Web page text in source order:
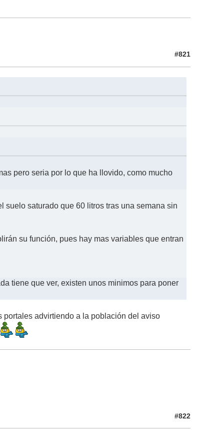
#821
pero seria por lo que ha llovido, como mucho
suelo saturado que 60 litros tras una semana sin
su función, pues hay mas variables que entran
tiene que ver, existen unos minimos para poner
advirtiendo a la población del aviso
#822